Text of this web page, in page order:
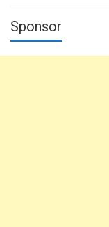
Sponsor